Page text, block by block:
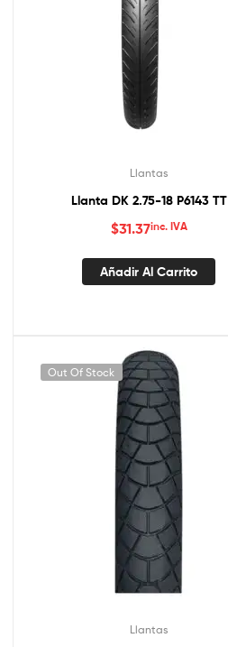
Llantas
Llanta DK 2.75-18 P6143 TT
$31.37inc. IVA
Añadir Al Carrito
Out Of Stock
Llantas